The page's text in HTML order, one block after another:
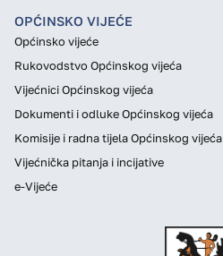
OPĆINSKO VIJEĆE
Općinsko vijeće
Rukovodstvo Općinskog vijeća
Vijećnici Općinskog vijeća
Dokumenti i odluke Općinskog vijeća
Komisije i radna tijela Općinskog vijeća
Vijećnička pitanja i incijative
e-Vijeće